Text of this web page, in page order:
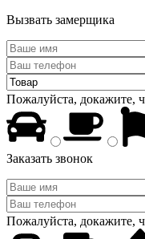
Вызвать замерщика
Пожалуйста, докажите,
Заказать звонок
Пожалуйста, докажите,